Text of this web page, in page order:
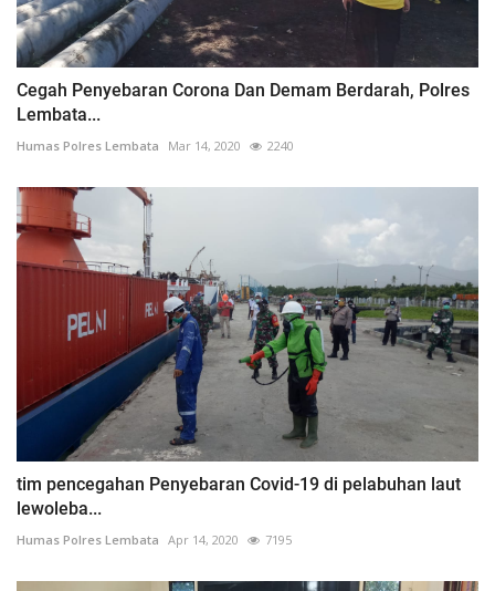
Cegah Penyebaran Corona Dan Demam Berdarah, Polres
Lembata...
Humas Polres Lembata Mar 14, 2020 2240
tim pencegahan Penyebaran Covid-19 di pelabuhan laut
lewoleba...
Humas Polres Lembata Apr 14, 2020 7195